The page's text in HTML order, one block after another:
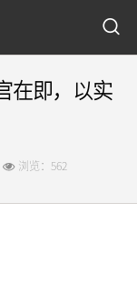
在即，以实
浏览：562